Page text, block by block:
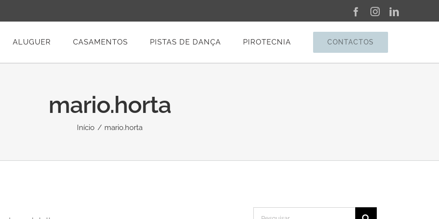
Facebook
InstagramLinkedIn
ALUGUER CASAMENTOS PISTAS DE DANÇA PIROTECNIA CONTACTOS
mario.horta
Início mario.horta
Pesquisar